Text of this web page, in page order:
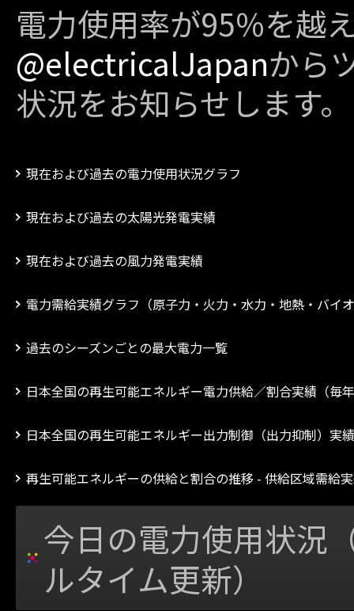
電力使用率が95%を越
@electricalJapanから
状況をお知らせします。
現在および過去の電力使用状況グラフ
現在および過去の太陽光発電実績
現在および過去の風力発電実績
電力需給実績グラフ（原子力・火力・水力・地熱・バイ
過去のシーズンごとの最大電力一覧
日本全国の再生可能エネルギー電力供給／割合実績（毎
日本全国の再生可能エネルギー出力制御（出力抑制）実
再生可能エネルギーの供給と割合の推移 - 供給区域需給
今日の電力使用状況
ルタイム更新）